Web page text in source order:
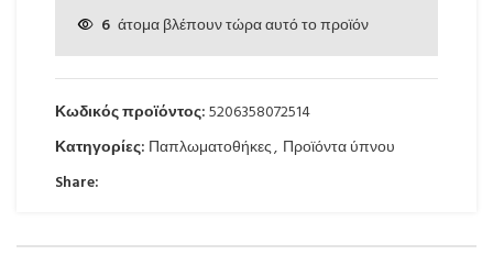
6 άτομα βλέπουν τώρα αυτό το προϊόν
Κωδικός προϊόντος:5206358072514
Κατηγορίες: Παπλωματοθήκες, Προϊόντα ύπνου
Share: